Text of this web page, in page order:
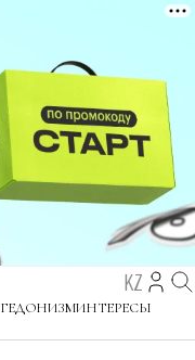
KZ
ГЕДОНИЗМИНТЕРЕСЫ